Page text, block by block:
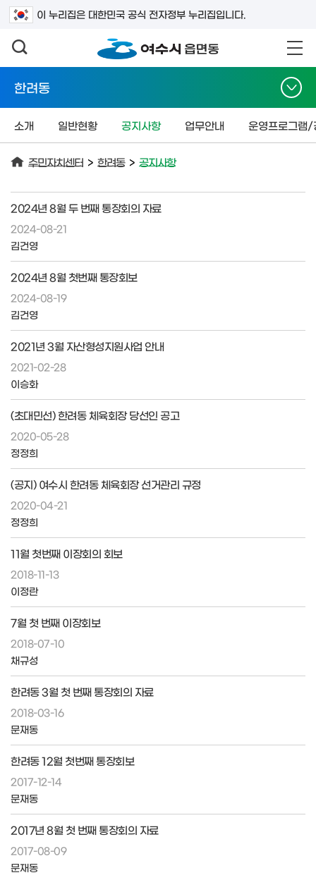
이 누리집은 대한민국 공식 전자정부 누리집입니다.
검색어를 입력하세요
한려동
소개 일반현황 공지사항 업무안내 운영프로그램/
주민자치센터 > 한려동 > 공지사항
2024년 8월 두 번째 통장회의 자료
2024-08-21
김건영
2024년 8월 첫번째 통장회보
2024-08-19
김건영
2021년 3월 자산형성지원사업 안내
2021-02-28
이승화
(초대민선) 한려동 체육회장 당선인 공고
2020-05-28
정정희
(공지) 여수시 한려동 체육회장 선거관리 규정
2020-04-21
정정희
11월 첫번째 이장회의 회보
2018-11-13
이정란
7월 첫 번째 이장회보
2018-07-10
채규성
한려동 3월 첫 번째 통장회의 자료
2018-03-16
문재동
한려동 12월 첫번째 통장회보
2017-12-14
문재동
2017년 8월 첫 번째 통장회의 자료
2017-08-09
문재동